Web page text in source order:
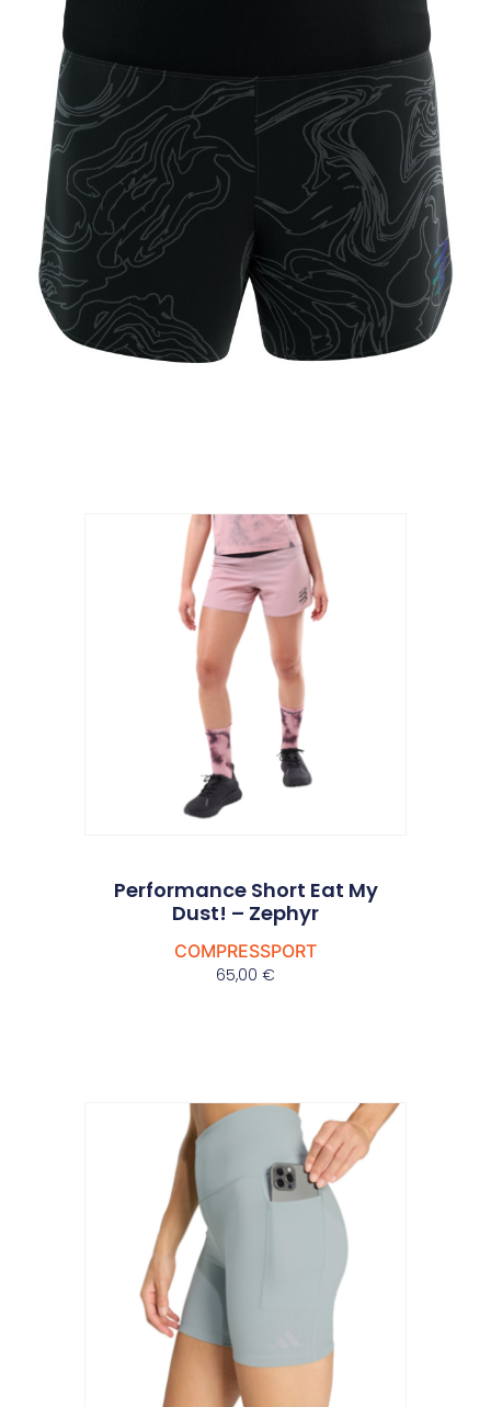
Produits similaires
Performance Short Eat My
Dust! – Zephyr
COMPRESSPORT
65,00 €